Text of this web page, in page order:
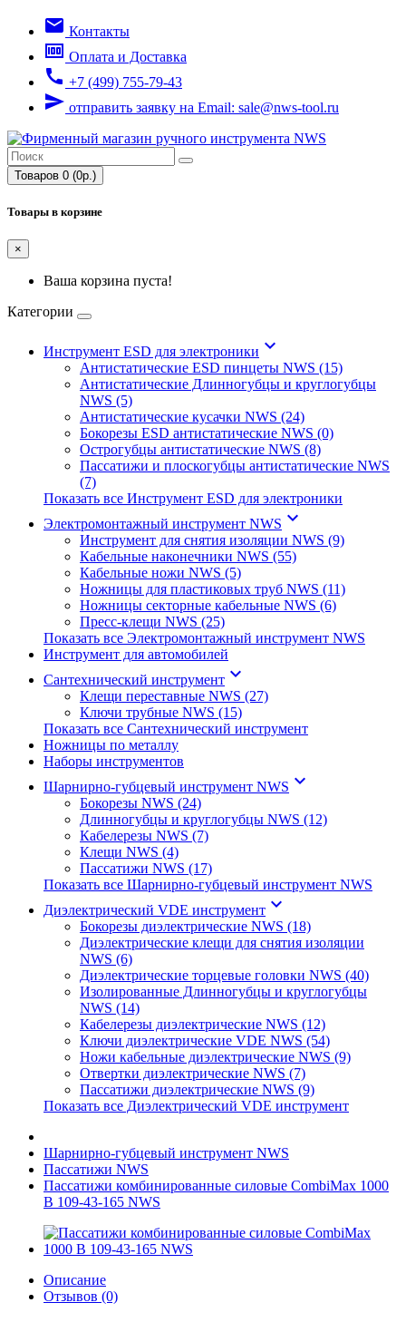
email Контакты
money Оплата и Доставка
call +7 (499) 755-79-43
send отправить заявку на Email: sale@nws-tool.ru
Товаров 0 (0р.)
Товары в корзине
×
Ваша корзина пуста!
Категории
Инструмент ESD для электроники keyboard_arrow_down
Антистатические ESD пинцеты NWS (15)
Антистатические Длинногубцы и круглогубцы
NWS (5)
Антистатические кусачки NWS (24)
Бокорезы ESD антистатические NWS (0)
Острогубцы антистатические NWS (8)
Пассатижи и плоскогубцы антистатические NWS
(7)
Показать все Инструмент ESD для электроники
Электромонтажный инструмент NWS keyboard_arrow_down
Инструмент для снятия изоляции NWS (9)
Кабельные наконечники NWS (55)
Кабельные ножи NWS (5)
Ножницы для пластиковых труб NWS (11)
Ножницы секторные кабельные NWS (6)
Пресс-клещи NWS (25)
Показать все Электромонтажный инструмент NWS
Инструмент для автомобилей
Сантехнический инструмент keyboard_arrow_down
Клещи переставные NWS (27)
Ключи трубные NWS (15)
Показать все Сантехнический инструмент
Ножницы по металлу
Наборы инструментов
Шарнирно-губцевый инструмент NWS keyboard_arrow_down
Бокорезы NWS (24)
Длинногубцы и круглогубцы NWS (12)
Кабелерезы NWS (7)
Клещи NWS (4)
Пассатижи NWS (17)
Показать все Шарнирно-губцевый инструмент NWS
Диэлектрический VDE инструмент keyboard_arrow_down
Бокорезы диэлектрические NWS (18)
Диэлектрические клещи для снятия изоляции
NWS (6)
Диэлектрические торцевые головки NWS (40)
Изолированные Длинногубцы и круглогубцы
NWS (14)
Кабелерезы диэлектрические NWS (12)
Ключи диэлектрические VDE NWS (54)
Ножи кабельные диэлектрические NWS (9)
Отвертки диэлектрические NWS (7)
Пассатижи диэлектрические NWS (9)
Показать все Диэлектрический VDE инструмент
Шарнирно-губцевый инструмент NWS
Пассатижи NWS
Пассатижи комбинированные силовые CombiMax 1000
B 109-43-165 NWS
Описание
Отзывов (0)